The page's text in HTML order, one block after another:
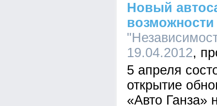
Новый
возможности
19.04.2012
5 апреля
открытие
«Авто Ганза»